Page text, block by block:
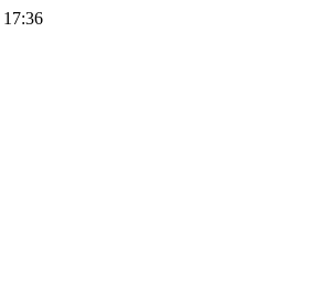
17:36